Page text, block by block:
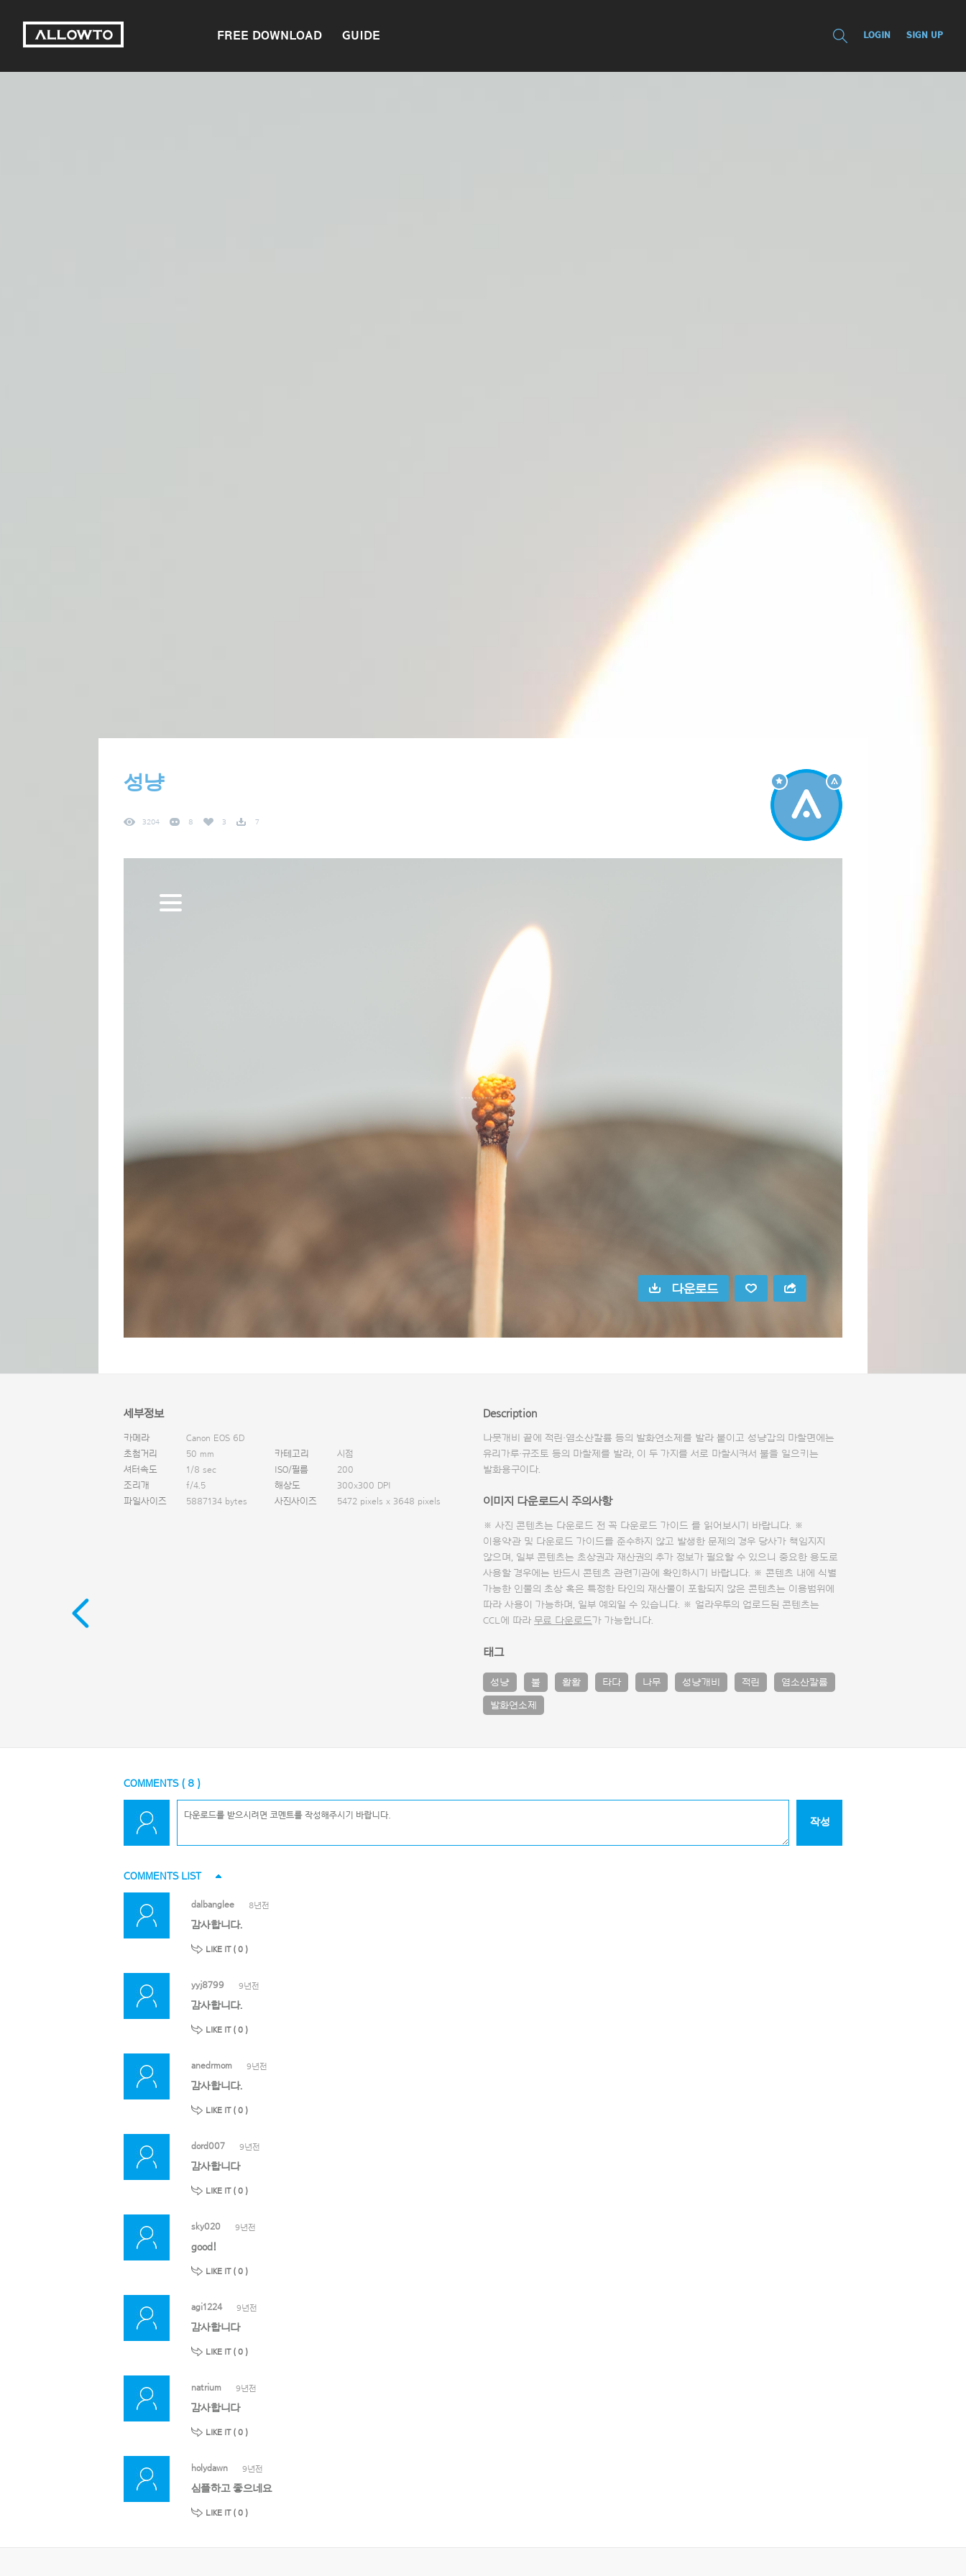
FREE DOWNLOAD GUIDE LOGIN SIGN UP
성냥
3204 8 3 7
다운로드
세부정보
카메라
Canon EOS 6D
초첨거리
50 mm 카테고리
시점
셔터속도
1/8 sec ISO/필름
200
조리개
f/4.5 해상도
300x300 DPI
파일사이즈
5887134 bytes 사진사이즈 5472 pixels x 3648 pixels
Description
나뭇개비 끝에 적린·염소산칼륨 등의 발화연소제를 발라 붙이고 성냥갑의 마찰면에는
유리가루·규조토 등의 마찰제를 발라, 이 두 가지를 서로 마찰시켜서 불을 일으키는
발화용구이다.
이미지 다운로드시 주의사항
※ 사진 콘텐츠는 다운로드 전 꼭 다운로드 가이드 를 읽어보시기 바랍니다. ※
이용약관 및 다운로드 가이드를 준수하지 않고 발생한 문제의 경우 당사가 책임지지
않으며, 일부 콘텐츠는 초상권과 재산권의 추가 정보가 필요할 수 있으니 중요한 용도로
사용할 경우에는 반드시 콘텐츠 관련기관에 확인하시기 바랍니다. ※ 콘텐츠 내에 식별
가능한 인물의 초상 혹은 특정한 타인의 재산물이 포함되지 않은 콘텐츠는 이용범위에
따라 사용이 가능하며, 일부 예외일 수 있습니다. ※ 얼라우투의 업로드된 콘텐츠는
CCL에 따라 무료 다운로드가 가능합니다.
태그
성냥 불 활활 타다 나무 성냥개비 적린 염소산칼륨
발화연소제
COMMENTS ( 8 )
작성
COMMENTS LIST
dalbanglee 8년전
감사합니다.
LIKE IT ( 0 )
yyj8799 9년전
감사합니다.
LIKE IT ( 0 )
anedrmom 9년전
감사합니다.
LIKE IT ( 0 )
dord007 9년전
감사합니다
LIKE IT ( 0 )
sky020 9년전
good!
LIKE IT ( 0 )
agi1224 9년전
감사합니다
LIKE IT ( 0 )
natrium 9년전
감사합니다
LIKE IT ( 0 )
holydawn 9년전
심플하고 좋으네요
LIKE IT ( 0 )